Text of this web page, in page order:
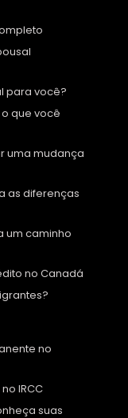
para você?
o que você
uma mudança
as diferenças
um caminho
no Canadá
no
IRCC
suas